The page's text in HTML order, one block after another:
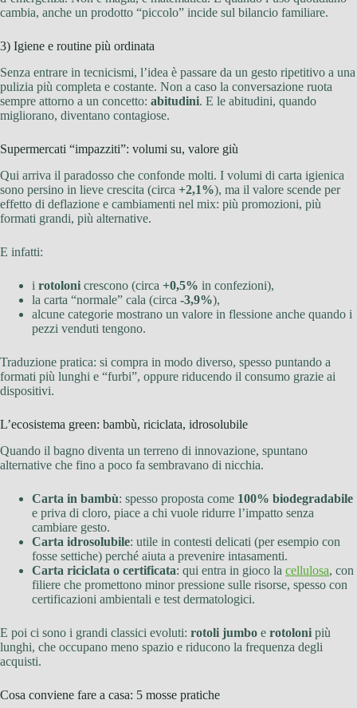
cambia, anche un prodotto “piccolo” incide sul bilancio familiare.
3) Igiene e routine più ordinata
Senza entrare in tecnicismi, l’idea è passare da un gesto ripetitivo a una
pulizia più completa e costante. Non a caso la conversazione ruota
sempre attorno a un concetto: abitudini. E le abitudini, quando
migliorano, diventano contagiose.
Supermercati “impazziti”: volumi su, valore giù
Qui arriva il paradosso che confonde molti. I volumi di carta igienica
sono persino in lieve crescita (circa +2,1%), ma il valore scende per
effetto di deflazione e cambiamenti nel mix: più promozioni, più
formati grandi, più alternative.
E infatti:
i rotoloni crescono (circa +0,5% in confezioni),
la carta “normale” cala (circa -3,9%),
alcune categorie mostrano un valore in flessione anche quando i
pezzi venduti tengono.
Traduzione pratica: si compra in modo diverso, spesso puntando a
formati più lunghi e “furbi”, oppure riducendo il consumo grazie ai
dispositivi.
L’ecosistema green: bambù, riciclata, idrosolubile
Quando il bagno diventa un terreno di innovazione, spuntano
alternative che fino a poco fa sembravano di nicchia.
Carta in bambù: spesso proposta come 100% biodegradabile
e priva di cloro, piace a chi vuole ridurre l’impatto senza
cambiare gesto.
Carta idrosolubile: utile in contesti delicati (per esempio con
fosse settiche) perché aiuta a prevenire intasamenti.
Carta riciclata o certificata: qui entra in gioco la cellulosa, con
filiere che promettono minor pressione sulle risorse, spesso con
certificazioni ambientali e test dermatologici.
E poi ci sono i grandi classici evoluti: rotoli jumbo e rotoloni più
lunghi, che occupano meno spazio e riducono la frequenza degli
acquisti.
Cosa conviene fare a casa: 5 mosse pratiche